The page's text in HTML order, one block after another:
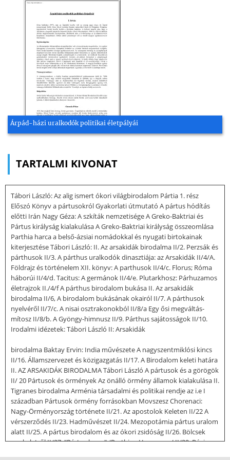
Árpád-házi uralkodók politikai életpályái
TARTALMI KIVONAT
Tábori László: Az alig ismert ókori világbirodalom Pártia 1. rész
Előszó Könyv a pártusokról Gyakorlati útmutató A pártus hódítás
előtti Irán Nagy Géza: A szkíták nemzetisége A Greko-Baktriai és
Pártus királyság kialakulása A Greko-Baktriai királyság összeomlása
Parthia harca a belső-ázsiai nomádokkal és nyugati birtokainak
kiterjesztése Tábori László: II. Az arsakidák birodalma II/2. Perzsák és
párthusok II/3. A párthus uralkodók dinasztiája: az Arsakidák II/4/A.
Földrajz és történelem XII. könyv: A parthusok II/4/c. Florus; Róma
háborúi II/4/d. Tacitus: A germánok II/4/e. Plutarkhosz: Párhuzamos
életrajzok II./4/f A párthus birodalom bukása II. Az arsakidák
birodalma II/6, A birodalom bukásának okairól II/7. A párthusok
nyelvéről II/7/c. A nisai osztrakonokból II/8/a Egy ősi megváltás-
mítosz II/8/b. A Gyöngy-himnusz II/9. Párthus sajátosságok II/10.
Irodalmi idézetek: Tábori László II: Arsakidák
birodalma Baktay Ervin: India művészete A nagyszentmiklósi kincs
II/16. Államszervezet és közigazgatás II/17. A Birodalom keleti határa
II. AZ ARSAKIDÁK BIRODALMA Tábori László A pártusok és a görögök
II/ 20 Pártusok és örmények Az önálló örmény államok kialakulása II.
Tigranes birodalma Arménia társadalmi és politikai rendje az i.e I
században Pártusok örmény forrásokban Movszesz Chorenaci:
Nagy-Örményország története II/21. Az apostolok Keleten II/22 A
vérszerződés II/23. Hadművészet II/24. Mezopotámia pártus uralom
alatt II/25. A pártus birodalom és az ókori zsidóság II/26. Bölcsek
napkeletről II/27. "Pártus lovas" /Parthian Horseman/ II/29. Régi